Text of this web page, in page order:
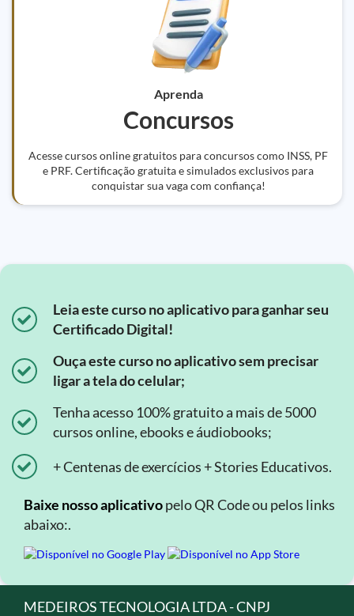
Aprenda
Concursos
Acesse cursos online gratuitos para concursos como INSS, PF
e PRF. Certificação gratuita e simulados exclusivos para
conquistar sua vaga com confiança!
Leia este curso no aplicativo para ganhar seu
Certificado Digital!
Ouça este curso no aplicativo sem precisar
ligar a tela do celular;
Tenha acesso 100% gratuito a mais de 5000
cursos online, ebooks e áudiobooks;
+ Centenas de exercícios + Stories Educativos.
Baixe nosso aplicativopelo QR Code ou pelos links
abaixo:.
MEDEIROS TECNOLOGIA LTDA - CNPJ